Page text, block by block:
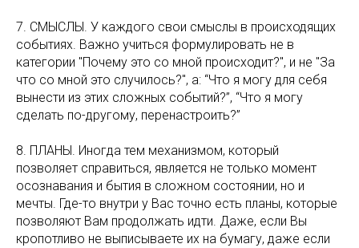
7. СМЫСЛЫ. У каждого свои смыслы в происходящих
событиях. Важно учиться формулировать не в
категории "Почему это со мной происходит?", и не "За
что со мной это случилось?", а: “Что я могу для себя
вынести из этих сложных событий?”, “Что я могу
сделать по-другому, перенастроить?”
8. ПЛАНЫ. Иногда тем механизмом, который
позволяет справиться, является не только момент
осознавания и бытия в сложном состоянии, но и
мечты. Где-то внутри у Вас точно есть планы, которые
позволяют Вам продолжать идти. Даже, если Вы
кропотливо не выписываете их на бумагу, даже если